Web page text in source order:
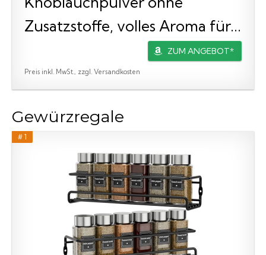
Zusatzstoffe, volles Aroma für...
ZUM ANGEBOT*
Preis inkl. MwSt., zzgl. Versandkosten
Gewürzregale
# 1